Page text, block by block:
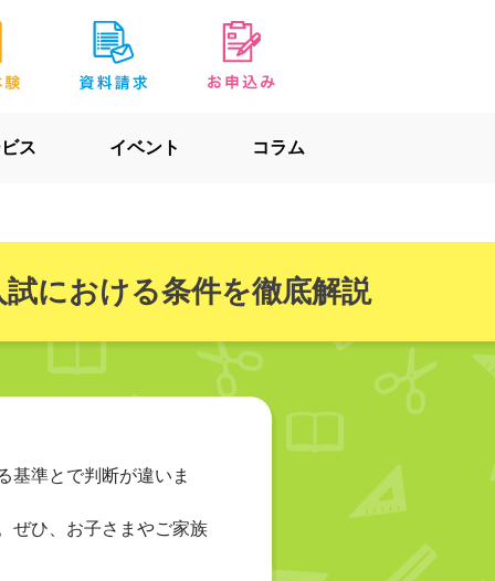
ス イベント コラム
における条件を徹底解説
基準とで判断が違いま
ぜひ、お子さまやご家族